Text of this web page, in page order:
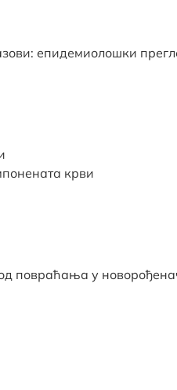
епидемиолошки
крви
повраћања у